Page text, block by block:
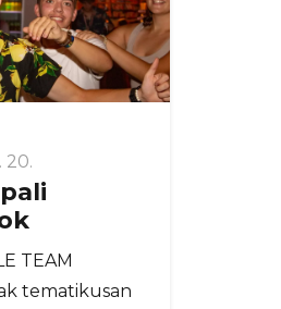
20.
TEAM
tematikusan